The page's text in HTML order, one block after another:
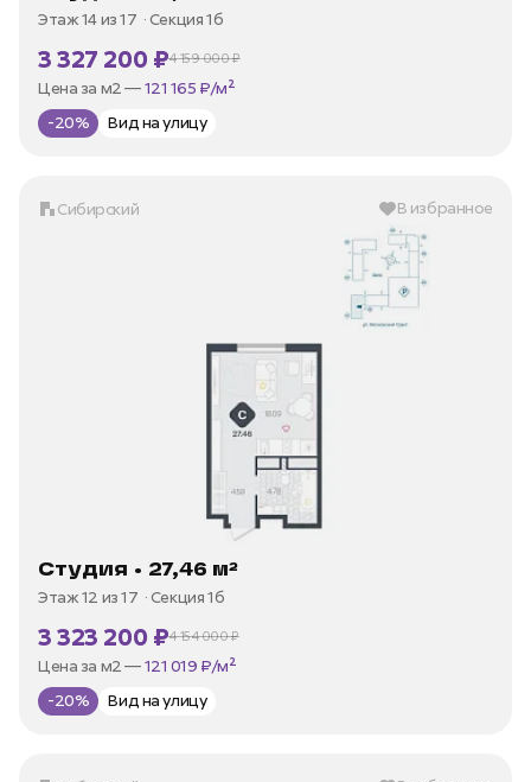
Этаж 14 из 17 Секция 1б
3 327 200 ₽4 159 000 ₽
В ипотеку —от 15 959 ₽/мес
Цена за м2 —
-20% Вид на улицу
Сибирский В избранное
Студия • 27,46 м²
Этаж 12 из 17 Секция 1б
3 323 200 ₽4 154 000 ₽
В ипотеку —от 15 939 ₽/мес
Цена за м2 —
-20% Вид на улицу